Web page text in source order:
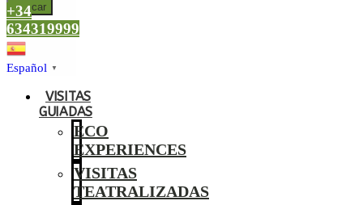
Buscar
+34
634319999
Español ▼
VISITAS
GUIADAS
ECO
EXPERIENCES
VISITAS
TEATRALIZADAS